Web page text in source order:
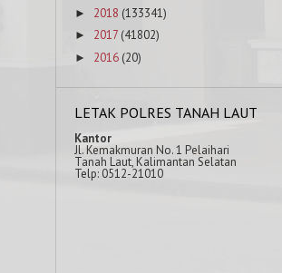
► 2018 (133341)
► 2017 (41802)
► 2016 (20)
LETAK POLRES TANAH LAUT
Kantor
Jl. Kemakmuran No. 1 Pelaihari
Tanah Laut, Kalimantan Selatan
Telp: 0512-21010